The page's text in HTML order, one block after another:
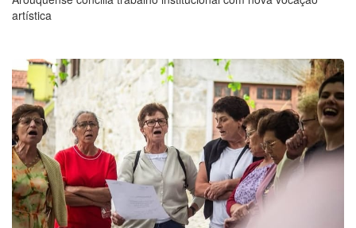
artística